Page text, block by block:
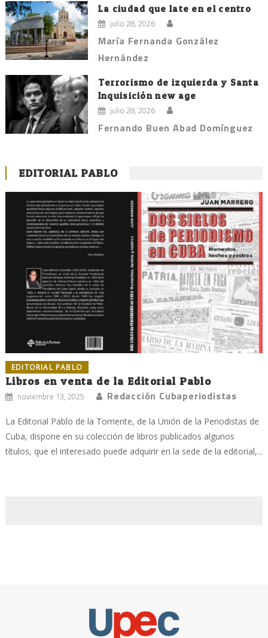
La ciudad que late en el centro
julio 28, 2026
María Fernanda González
Hernández
Terrorismo de izquierda y Santa
Inquisición new age
julio 28, 2026
Fernando Buen Abad Domínguez
EDITORIAL PABLO
EDITORIAL PABLO
Libros en venta de la Editorial Pablo
noviembre 13, 2025 Redacción Cubaperiodistas
La Editorial Pablo de la Torriente, de la Unión de la Periodistas de
Cuba, dispone en su colección de libros publicados algunos
títulos, que el interesado puede adquirir en la sede de la editorial,...